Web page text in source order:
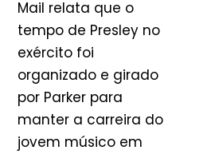
Mail relata que o
tempo de Presley no
exército foi
organizado e girado
por Parker para
manter a carreira do
jovem músico em